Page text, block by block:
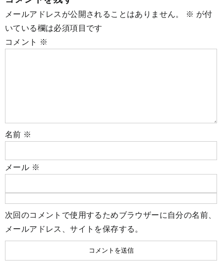
メールアドレスが公開されることはありません。 ※ が付
いている欄は必須項目です
コメント ※
名前 ※
メール ※
次回のコメントで使用するためブラウザーに自分の名前、
メールアドレス、サイトを保存する。